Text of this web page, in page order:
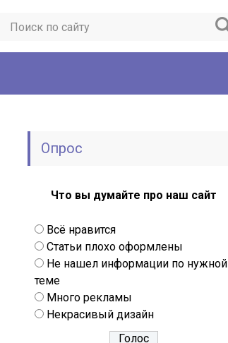
Опрос
Что вы думайте про наш сайт
Всё нравится
Статьи плохо оформлены
Не нашел информации по нужной
теме
Много рекламы
Некрасивый дизайн